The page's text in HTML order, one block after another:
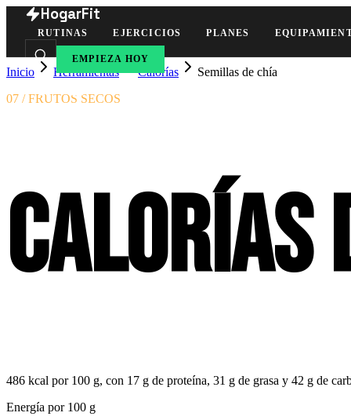
HogarFit
RUTINAS EJERCICIOS PLANES
EMPIEZA HOY
Inicio Herramientas Calorías
Semillas de chía
07 / FRUTOS SECOS
Calorías
486 kcal por 100 g, con 17 g de proteína, 31 g de grasa y 42 g de
Energía por 100 g